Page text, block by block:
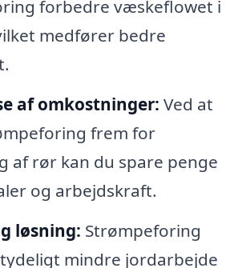
forbedre væskeflowet i
medfører bedre
af omkostninger: Ved at
frem for
af rør kan du spare penge
og arbejdskraft.
løsning: Strømpeforing
mindre jordarbejde